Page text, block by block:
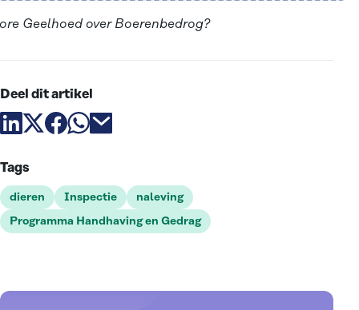
Geelhoed over Boerenbedrog?
Deel dit artikel
Tags
dieren Inspectie
naleving
Programma Handhaving en Gedrag